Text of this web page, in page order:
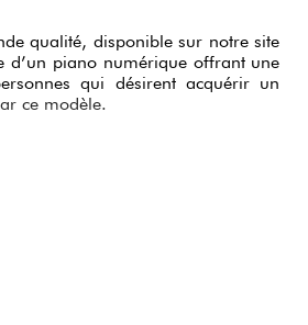
qualité, disponible sur notre site
d’un piano numérique offrant une
qui désirent acquérir un
ce modèle.